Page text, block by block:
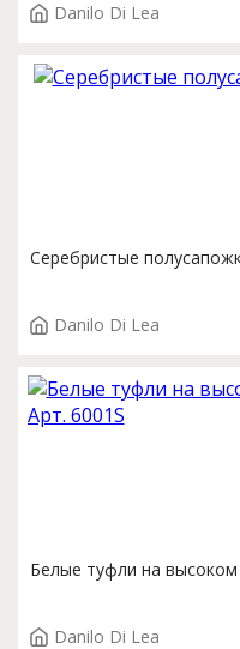
Danilo Di Lea
Серебристые
Danilo Di Lea
Белые туфли на высоком
Danilo Di Lea